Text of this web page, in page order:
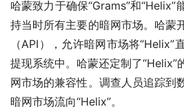
哈蒙致力于确保“Grams”和“Helix”
持当时所有主要的暗网市场。哈蒙
（API），允许暗网市场将“Helix”
提现系统中。哈蒙还定制了“Helix”
网市场的兼容性。调查人员追踪到
暗网市场流向“Helix”。